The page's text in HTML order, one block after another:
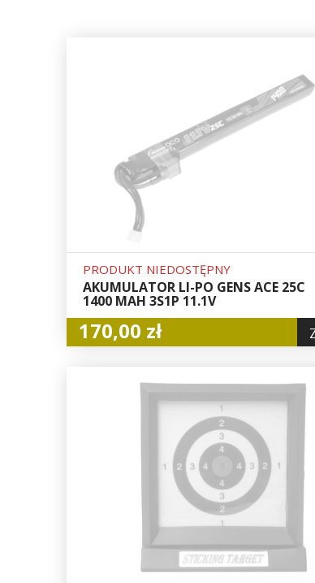
PRODUKT NIEDOSTĘPNY
AKUMULATOR LI-PO GENS ACE 25C
1400 MAH 3S1P 11.1V
170,00 zł